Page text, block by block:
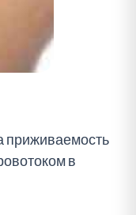
приживаемость
в